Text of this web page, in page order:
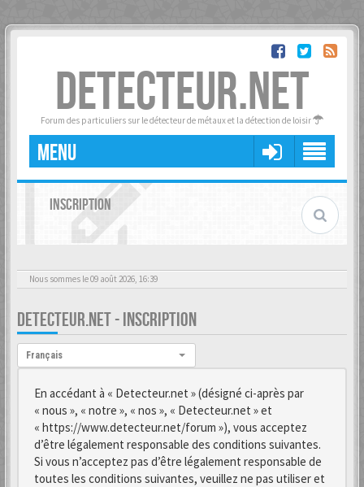
DETECTEUR.NET
Forum des particuliers sur le détecteur de métaux et la détection de loisir
MENU
INSCRIPTION
Nous sommes le 09 août 2026, 16:39
DETECTEUR.NET - INSCRIPTION
Langue :
Français
En accédant à « Detecteur.net » (désigné ci-après par
« nous », « notre », « nos », « Detecteur.net » et
« https://www.detecteur.net/forum »), vous acceptez
d’être légalement responsable des conditions suivantes.
Si vous n’acceptez pas d’être légalement responsable de
toutes les conditions suivantes, veuillez ne pas utiliser et